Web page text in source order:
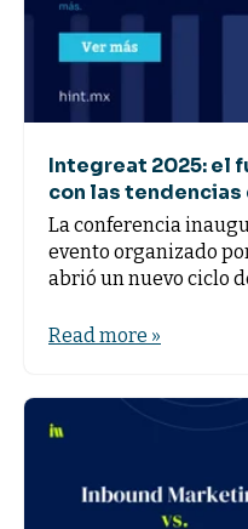
Integreat 2025: el
con las tendencias
La conferencia
evento organizado
abrió un nuevo ciclo
Read more »